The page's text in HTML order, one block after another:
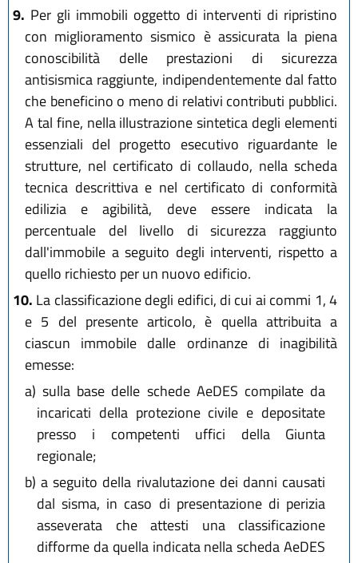
9. Per gli immobili oggetto di interventi di ripristino
con miglioramento sismico è assicurata la piena
conoscibilità delle prestazioni di sicurezza
antisismica raggiunte, indipendentemente dal fatto
che beneficino o meno di relativi contributi pubblici.
A tal fine, nella illustrazione sintetica degli elementi
essenziali del progetto esecutivo riguardante le
strutture, nel certificato di collaudo, nella scheda
tecnica descrittiva e nel certificato di conformità
edilizia e agibilità, deve essere indicata la
percentuale del livello di sicurezza raggiunto
dall'immobile a seguito degli interventi, rispetto a
quello richiesto per un nuovo edificio.
10. La classificazione degli edifici, di cui ai commi 1, 4
e 5 del presente articolo, è quella attribuita a
ciascun immobile dalle ordinanze di inagibilità
emesse:
a) sulla base delle schede AeDES compilate da
incaricati della protezione civile e depositate
presso i competenti uffici della Giunta
regionale;
b) a seguito della rivalutazione dei danni causati
dal sisma, in caso di presentazione di perizia
asseverata che attesti una classificazione
difforme da quella indicata nella scheda AeDES